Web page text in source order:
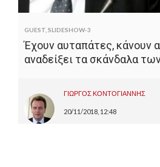
GUEST SLIDESHOW-3
Έχουν αυταπάτες, κάνουν
αναδείξει τα σκάνδαλα
ΓΙΩΡΓΟΣ ΚΟΝΤΟΓΙΑΝΝΗΣ
20/11/2018, 12:48